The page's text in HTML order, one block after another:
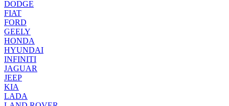
DODGE
FIAT
FORD
GEELY
HONDA
HYUNDAI
INFINITI
JAGUAR
JEEP
KIA
LADA